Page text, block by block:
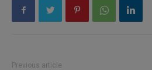
Previous article